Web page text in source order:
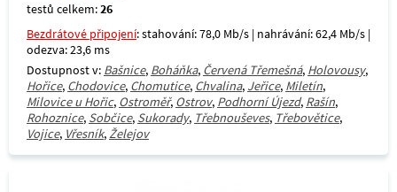
testů celkem:26
Bezdrátové připojení: stahování: 78,0 Mb/s | nahrávání: 62,4 Mb/s |
odezva: 23,6 ms
Dostupnost v: Bašnice, Boháňka, Červená Třemešná, Holovousy,
Hořice, Chodovice, Chomutice, Chvalina, Jeřice, Miletín,
Milovice u Hořic, Ostroměř, Ostrov, Podhorní Újezd, Rašín,
Rohoznice, Sobčice, Sukorady, Třebnouševes, Třebovětice,
Vojice, Vřesník,Želejov